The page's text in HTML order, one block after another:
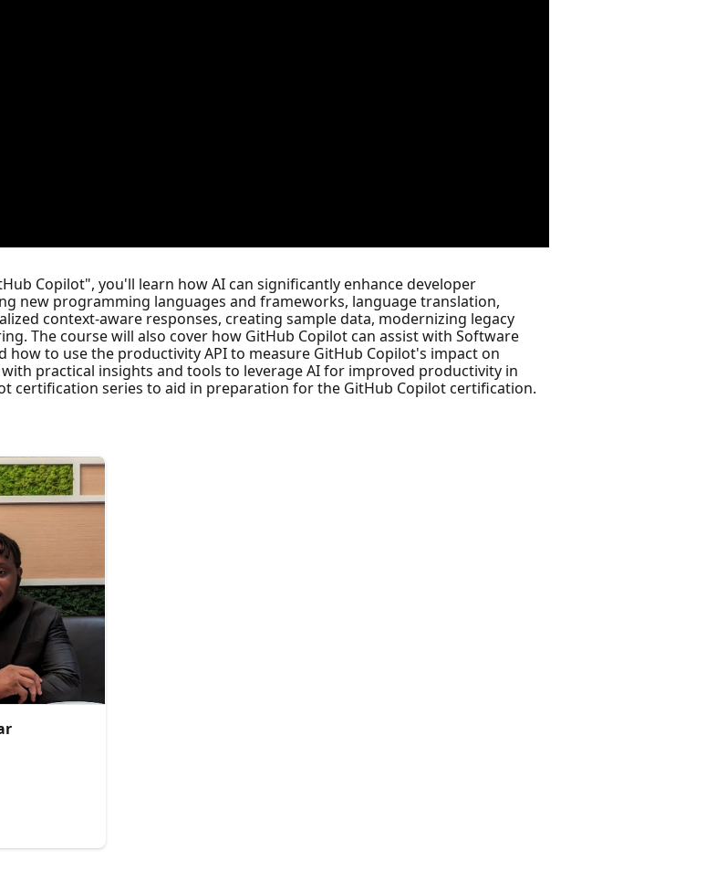
Copilot", you'll learn how AI can significantly enhance developer
new programming languages and frameworks, language translation,
context-aware responses, creating sample data, modernizing legacy
The course will also cover how GitHub Copilot can assist with Software
how to use the productivity API to measure GitHub Copilot's impact on
practical insights and tools to leverage AI for improved productivity in
certification series to aid in preparation for the GitHub Copilot certification.